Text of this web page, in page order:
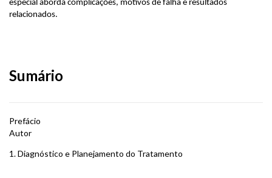
especial aborda complicações, motivos de falha e resultados
relacionados.
Sumário
Prefácio
Autor
1. Diagnóstico e Planejamento do Tratamento